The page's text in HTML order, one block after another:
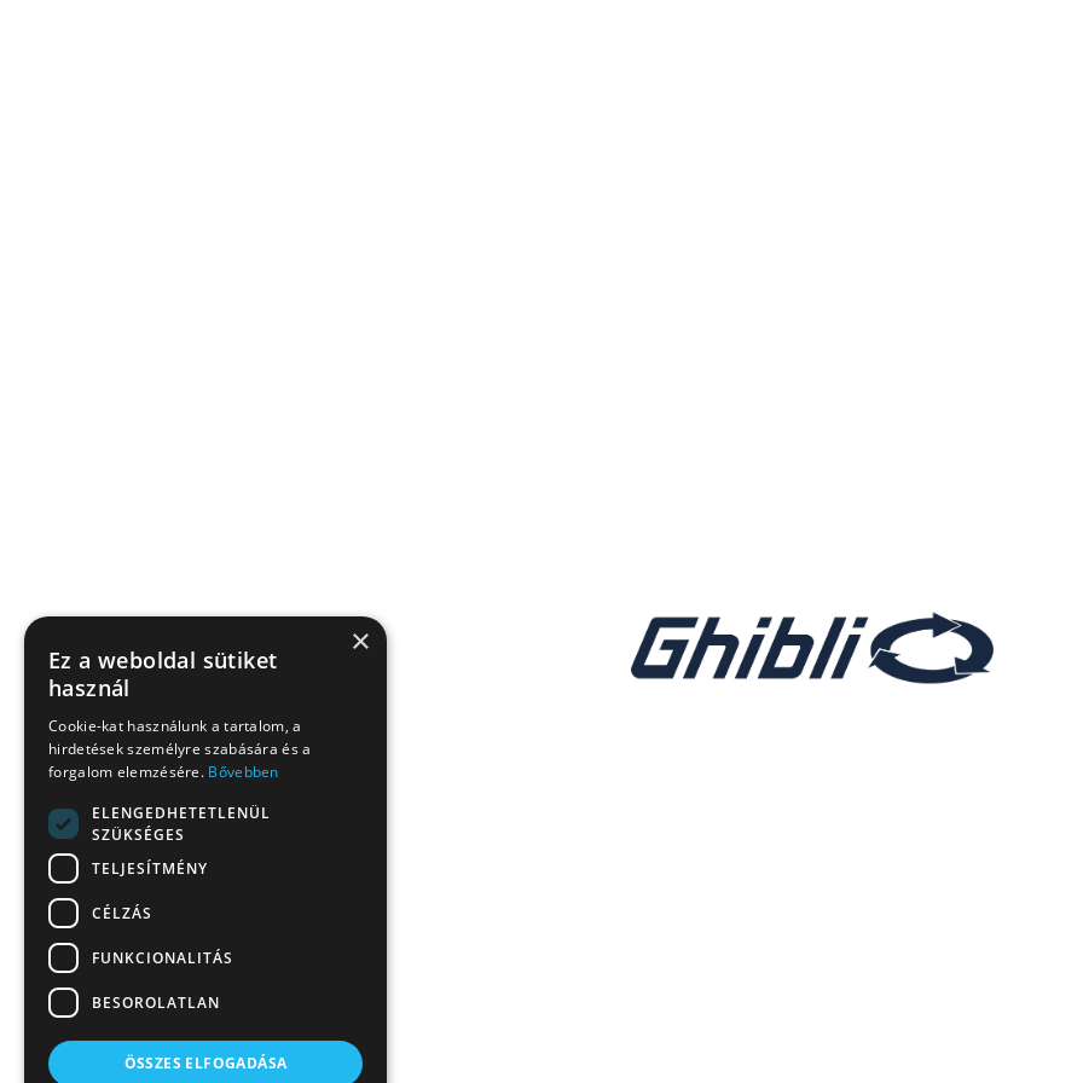
×
Ez a weboldal sütiket
használ
Cookie-kat használunk a tartalom, a
hirdetések személyre szabására és a
forgalom elemzésére. Bővebben
ELENGEDHETETLENÜL
SZÜKSÉGES
TELJESÍTMÉNY
CÉLZÁS
FUNKCIONALITÁS
BESOROLATLAN
ÖSSZES ELFOGADÁSA